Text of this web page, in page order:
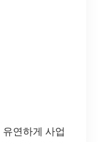
연하게 사업